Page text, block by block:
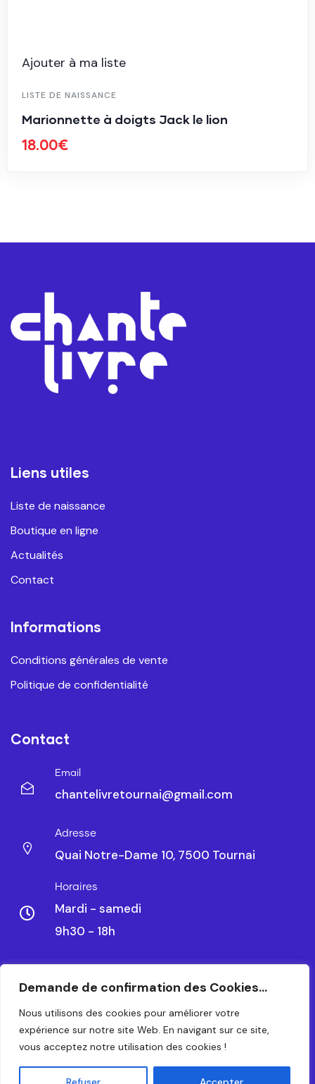
Demande de confirmation des Cookies...
Nous utilisons des cookies pour améliorer votre
expérience sur notre site Web. En navigant sur ce site,
vous acceptez notre utilisation des cookies !
Liens utiles
Liste de naissance
Boutique en ligne
Actualités
Contact
Informations
Conditions générales de vente
Politique de confidentialité
Contact
Email
chantelivretournai@gmail.com
Adresse
Quai Notre-Dame 10, 7500 Tournai
Horaires
Mardi - samedi
9h30 - 18h
© 2024 – TOUS DROITS RÉSERVÉS. CRÉATION PAR